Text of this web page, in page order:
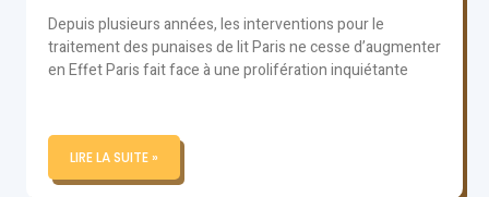
Depuis plusieurs années, les interventions pour le
traitement des punaises de lit Paris ne cesse d’augmenter
en Effet Paris fait face à une prolifération inquiétante
LIRE LA SUITE »